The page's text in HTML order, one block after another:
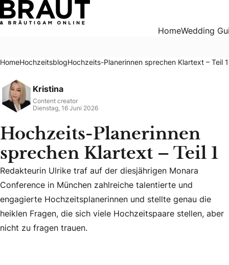
Hochzeits-Planerinnen sprechen Klartext – Teil 1
HomeWedding
HomeHochzeitsblogHochzeits-Planerinnen sprechen Klartext – Teil 1
Kristina
Content creator
Dienstag, 16 Juni 2026
Hochzeits-Planerinnen
sprechen Klartext – Teil 1
Redakteurin Ulrike traf auf der diesjährigen Monara
Redakteurin Ulrike traf auf der diesjährigen Monara
Conference in München zahlreiche talentierte und
engagierte Hochzeitsplanerinnen und stellte genau die
heiklen Fragen, die sich viele Hochzeitspaare stellen, aber
nicht zu fragen trauen.